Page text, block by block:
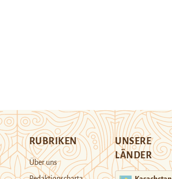
RUBRIKEN
Über uns
UNSERE
LÄNDER